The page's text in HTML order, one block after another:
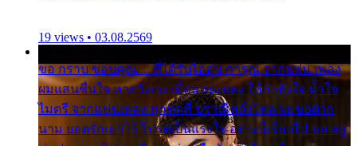
19 views • 03.08.2569
ขอ กราบ ขอบคุณ.... ที่ได้รับไออุ่น การุณ จากแฟน เพลง
ผมแสนชื่นใจ หายวังเวง เมื่อแฟนเพลง ให้กำลังใจ น้ำใจ
ไมตรี จากแฟนเพลง ทุกทุกที่ ปราณีหลั่งไหล ผมขอฝาก
นาม ยอดรักเอาไว้ โปรดเป็นแรงใจ อย่างนี้เรื่อยไป ขอ อยู่